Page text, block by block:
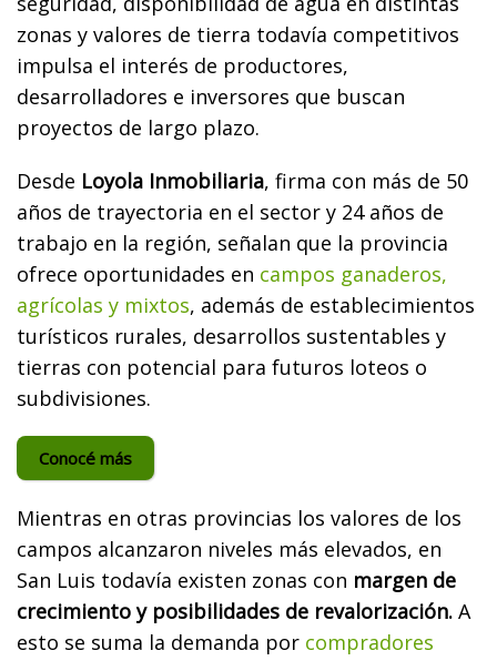
zonas y valores de tierra todavía competitivos
impulsa el interés de productores,
desarrolladores e inversores que buscan
proyectos de largo plazo.
Desde Loyola Inmobiliaria, firma con más de 50
años de trayectoria en el sector y 24 años de
trabajo en la región, señalan que la provincia
ofrece oportunidades en campos ganaderos,
agrícolas y mixtos, además de establecimientos
turísticos rurales, desarrollos sustentables y
tierras con potencial para futuros loteos o
subdivisiones.
Conocé más
Mientras en otras provincias los valores de los
campos alcanzaron niveles más elevados, en
San Luis todavía existen zonas con margen de
crecimiento y posibilidades de revalorización. A
esto se suma la demanda por compradores